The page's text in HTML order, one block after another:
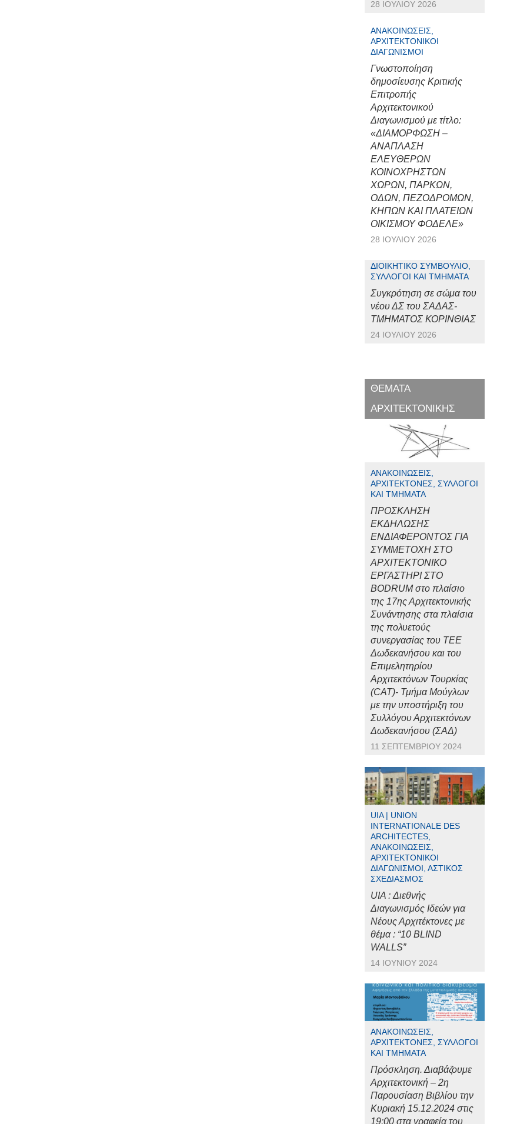
28 ΙΟΥΛΊΟΥ 2026
ΑΝΑΚΟΙΝΏΣΕΙΣ,
ΑΡΧΙΤΕΚΤΟΝΙΚΟΊ
ΔΙΑΓΩΝΙΣΜΟΊ
Γνωστοποίηση
δημοσίευσης Κριτικής
Επιτροπής
Αρχιτεκτονικού
Διαγωνισμού με τίτλο:
«ΔΙΑΜΟΡΦΩΣΗ –
ΑΝΑΠΛΑΣΗ
ΕΛΕΥΘΕΡΩΝ
ΚΟΙΝΟΧΡΗΣΤΩΝ
ΧΩΡΩΝ, ΠΑΡΚΩΝ,
ΟΔΩΝ, ΠΕΖΟΔΡΟΜΩΝ,
ΚΗΠΩΝ ΚΑΙ ΠΛΑΤΕΙΩΝ
ΟΙΚΙΣΜΟΥ ΦΟΔΕΛΕ»
28 ΙΟΥΛΊΟΥ 2026
ΔΙΟΙΚΗΤΙΚΌ ΣΥΜΒΟΎΛΙΟ,
ΣΎΛΛΟΓΟΙ ΚΑΙ ΤΜΉΜΑΤΑ
Συγκρότηση σε σώμα του
νέου ΔΣ του ΣΑΔΑΣ-
ΤΜΗΜΑΤΟΣ ΚΟΡΙΝΘΙΑΣ
24 ΙΟΥΛΊΟΥ 2026
ΘΕΜΑΤΑ
ΑΡΧΙΤΕΚΤΟΝΙΚΗΣ
ΑΝΑΚΟΙΝΏΣΕΙΣ,
ΑΡΧΙΤΈΚΤΟΝΕΣ, ΣΎΛΛΟΓΟΙ
ΚΑΙ ΤΜΉΜΑΤΑ
ΠΡΟΣΚΛΗΣΗ
ΕΚΔΗΛΩΣΗΣ
ΕΝΔΙΑΦΕΡΟΝΤΟΣ ΓΙΑ
ΣΥΜΜΕΤΟΧΗ ΣΤΟ
ΑΡΧΙΤΕΚΤΟΝΙΚΟ
ΕΡΓΑΣΤΗΡΙ ΣΤΟ
BODRUM στο πλαίσιο
της 17ης Αρχιτεκτονικής
Συνάντησης στα πλαίσια
της πολυετούς
συνεργασίας του ΤΕΕ
Δωδεκανήσου και του
Επιμελητηρίου
Αρχιτεκτόνων Τουρκίας
(CAT)- Τμήμα Μούγλων
με την υποστήριξη του
Συλλόγου Αρχιτεκτόνων
Δωδεκανήσου (ΣΑΔ)
11 ΣΕΠΤΕΜΒΡΊΟΥ 2024
UIA | UNION
INTERNATIONALE DES
ARCHITECTES,
ΑΝΑΚΟΙΝΏΣΕΙΣ,
ΑΡΧΙΤΕΚΤΟΝΙΚΟΊ
ΔΙΑΓΩΝΙΣΜΟΊ, ΑΣΤΙΚΌΣ
ΣΧΕΔΙΑΣΜΌΣ
UIA : Διεθνής
Διαγωνισμός Ιδεών για
Νέους Αρχιτέκτονες με
θέμα : “10 BLIND
WALLS”
14 ΙΟΥΝΊΟΥ 2024
ΑΝΑΚΟΙΝΏΣΕΙΣ,
ΑΡΧΙΤΈΚΤΟΝΕΣ, ΣΎΛΛΟΓΟΙ
ΚΑΙ ΤΜΉΜΑΤΑ
Πρόσκληση. Διαβάζουμε
Αρχιτεκτονική – 2η
Παρουσίαση Βιβλίου την
Κυριακή 15.12.2024 στις
19:00 στα γραφεία του